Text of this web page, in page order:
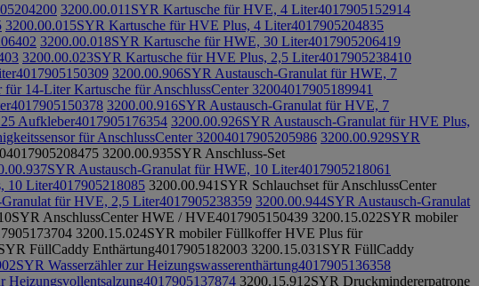
3200.00.011 SYR Kartusche für HVE, 4 Liter4017905152914
3200.00.015SYR Kartusche für HVE Plus, 4 Liter4017905204835
3200.00.018SYR Kartusche für HWE, 30 Liter4017905206419
3200.00.023SYR Kartusche für HVE Plus, 2,5 Liter4017905238410
4017905150309 3200.00.906SYR Austausch-Granulat für HWE, 7
für 14-Liter Kartusche für AnschlussCenter 32004017905189941
4017905150378 3200.00.916SYR Austausch-Granulat für HVE, 7
Aufkleber4017905176354 3200.00.926SYR Austausch-Granulat für HVE Plus,
für AnschlussCenter 32004017905205986 3200.00.929SYR
4017905208475 3200.00.935SYR Anschluss-Set
SYR Austausch-Granulat für HWE, 10 Liter4017905218061
10 Liter4017905218085 3200.00.941 SYR Schlauchset für AnschlussCenter
Granulat für HVE, 2,5 Liter4017905238359 3200.00.944SYR Austausch-Granulat
SYR AnschlussCenter HWE / HVE4017905150439 3200.15.022SYR mobiler
3200.15.024SYR mobiler Füllkoffer HVE Plus für
FüllCaddy Enthärtung4017905182003 3200.15.031 SYR FüllCaddy
SYR Wasserzähler zur Heizungswasserenthärtung4017905136358
Heizungsvollentsalzung4017905137874 3200.15.912SYR Druckmindererpatrone